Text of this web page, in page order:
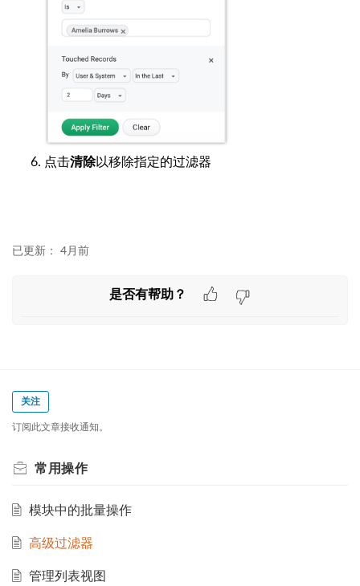
点击清除以移除指定的过滤器
已更新： 4月前
是否有帮助？
关注
订阅此文章接收通知。
常用操作
模块中的批量操作
高级过滤器
管理列表视图